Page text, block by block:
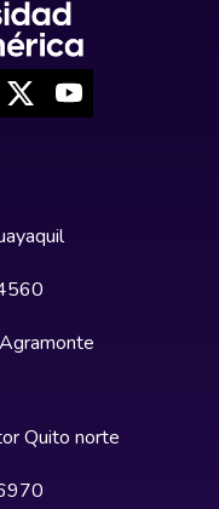
Quito norte